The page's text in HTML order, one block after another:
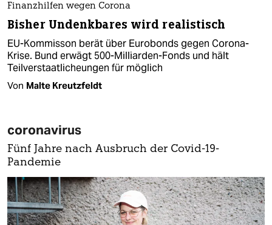
Finanzhilfen wegen Corona
Bisher Undenkbares wird realistisch
EU-Kommisson berät über Eurobonds gegen Corona-
Krise. Bund erwägt 500-Milliarden-Fonds und hält
Teilverstaatlicheungen für möglich
Von Malte Kreutzfeldt
coronavirus
Fünf Jahre nach Ausbruch der Covid-19-
Pandemie